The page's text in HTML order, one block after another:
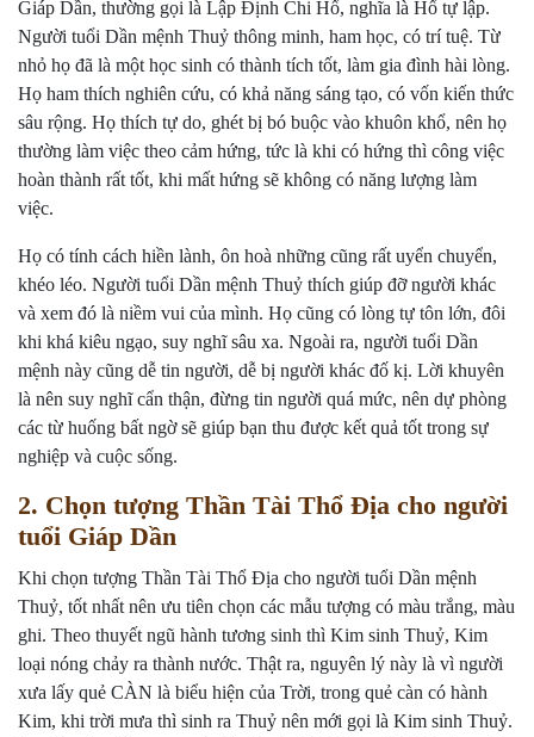
Giáp Dần, thường gọi là Lập Định Chi Hổ, nghĩa là Hổ tự lập.
Người tuổi Dần mệnh Thuỷ thông minh, ham học, có trí tuệ. Từ
nhỏ họ đã là một học sinh có thành tích tốt, làm gia đình hài lòng.
Họ ham thích nghiên cứu, có khả năng sáng tạo, có vốn kiến thức
sâu rộng. Họ thích tự do, ghét bị bó buộc vào khuôn khổ, nên họ
thường làm việc theo cảm hứng, tức là khi có hứng thì công việc
hoàn thành rất tốt, khi mất hứng sẽ không có năng lượng làm
việc.
Họ có tính cách hiền lành, ôn hoà những cũng rất uyển chuyển,
khéo léo. Người tuổi Dần mệnh Thuỷ thích giúp đỡ người khác
và xem đó là niềm vui của mình. Họ cũng có lòng tự tôn lớn, đôi
khi khá kiêu ngạo, suy nghĩ sâu xa. Ngoài ra, người tuổi Dần
mệnh này cũng dễ tin người, dễ bị người khác đố kị. Lời khuyên
là nên suy nghĩ cẩn thận, đừng tin người quá mức, nên dự phòng
các từ huống bất ngờ sẽ giúp bạn thu được kết quả tốt trong sự
nghiệp và cuộc sống.
2. Chọn tượng Thần Tài Thổ Địa cho người
tuổi Giáp Dần
Khi chọn tượng Thần Tài Thổ Địa cho người tuổi Dần mệnh
Thuỷ, tốt nhất nên ưu tiên chọn các mẫu tượng có màu trắng, màu
ghi. Theo thuyết ngũ hành tương sinh thì Kim sinh Thuỷ, Kim
loại nóng chảy ra thành nước. Thật ra, nguyên lý này là vì người
xưa lấy quẻ CÀN là biểu hiện của Trời, trong quẻ càn có hành
Kim, khi trời mưa thì sinh ra Thuỷ nên mới gọi là Kim sinh Thuỷ.